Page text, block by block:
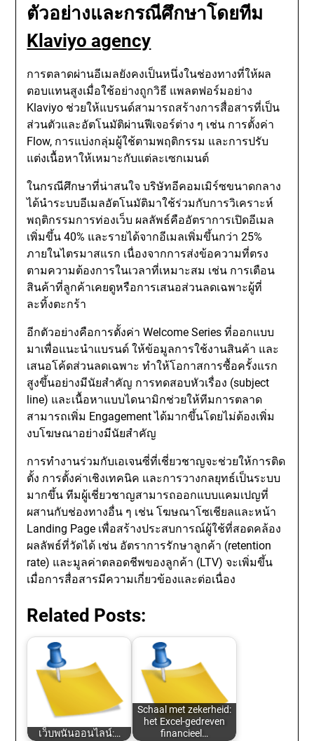
ตัวอย่างและกรณีศึกษาโดยทีม
Klaviyo agency
การตลาดผ่านอีเมลยังคงเป็นหนึ่งในช่องทางที่ให้ผล
ตอบแทนสูงเมื่อใช้อย่างถูกวิธี แพลตฟอร์มอย่าง
Klaviyo ช่วยให้แบรนด์สามารถสร้างการสื่อสารที่เป็น
ส่วนตัวและอัตโนมัติผ่านฟีเจอร์ต่าง ๆ เช่น การตั้งค่า
Flow, การแบ่งกลุ่มผู้ใช้ตามพฤติกรรม และการปรับ
แต่งเนื้อหาให้เหมาะกับแต่ละเซกเมนต์
ในกรณีศึกษาที่น่าสนใจ บริษัทอีคอมเมิร์ซขนาดกลาง
ได้นำระบบอีเมลอัตโนมัติมาใช้ร่วมกับการวิเคราะห์
พฤติกรรมการท่องเว็บ ผลลัพธ์คืออัตราการเปิดอีเมล
เพิ่มขึ้น 40% และรายได้จากอีเมลเพิ่มขึ้นกว่า 25%
ภายในไตรมาสแรก เนื่องจากการส่งข้อความที่ตรง
ตามความต้องการในเวลาที่เหมาะสม เช่น การเตือน
สินค้าที่ลูกค้าเคยดูหรือการเสนอส่วนลดเฉพาะผู้ที่
ละทิ้งตะกร้า
อีกตัวอย่างคือการตั้งค่า Welcome Series ที่ออกแบบ
มาเพื่อแนะนำแบรนด์ ให้ข้อมูลการใช้งานสินค้า และ
เสนอโค้ดส่วนลดเฉพาะ ทำให้โอกาสการซื้อครั้งแรก
สูงขึ้นอย่างมีนัยสำคัญ การทดสอบหัวเรื่อง (subject
line) และเนื้อหาแบบไดนามิกช่วยให้ทีมการตลาด
สามารถเพิ่ม Engagement ได้มากขึ้นโดยไม่ต้องเพิ่ม
งบโฆษณาอย่างมีนัยสำคัญ
การทำงานร่วมกับเอเจนซี่ที่เชี่ยวชาญจะช่วยให้การติด
ตั้ง การตั้งค่าเชิงเทคนิค และการวางกลยุทธ์เป็นระบบ
มากขึ้น ทีมผู้เชี่ยวชาญสามารถออกแบบแคมเปญที่
ผสานกับช่องทางอื่น ๆ เช่น โฆษณาโซเชียลและหน้า
Landing Page เพื่อสร้างประสบการณ์ผู้ใช้ที่สอดคล้อง
ผลลัพธ์ที่วัดได้ เช่น อัตราการรักษาลูกค้า (retention
rate) และมูลค่าตลอดชีพของลูกค้า (LTV) จะเพิ่มขึ้น
เมื่อการสื่อสารมีความเกี่ยวข้องและต่อเนื่อง
Related Posts:
เว็บพนันออนไลน์:…
Schaal met zekerheid:
het Excel-gedreven
financieel…